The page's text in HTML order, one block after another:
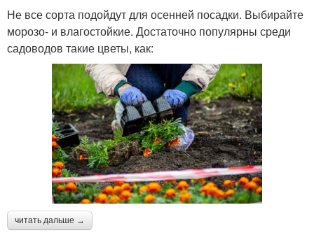
Не все сорта подойдут для осенней посадки. Выбирайте
морозо- и влагостойкие. Достаточно популярны среди
садоводов такие цветы, как:
читать дальше →